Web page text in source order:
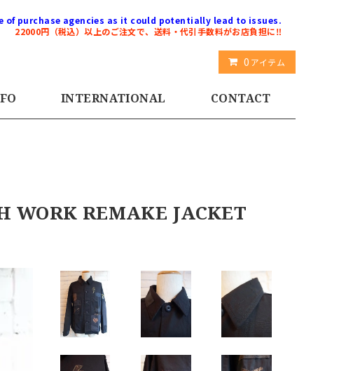
purchase agencies as it could potentially lead to issues.
22000円（税込）以上のご注文で、送料・代引手数料がお店負担に‼️
0 アイテム
INTERNATIONAL CONTACT
WORK REMAKE JACKET